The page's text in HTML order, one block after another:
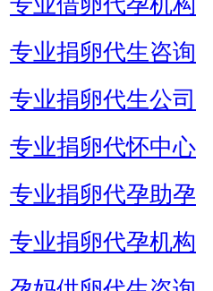
专业捐卵代生咨询
专业捐卵代生公司
专业捐卵代怀中心
专业捐卵代孕助孕
专业捐卵代孕机构